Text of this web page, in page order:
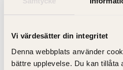
Vi värdesätter din integritet
Denna webbplats använder
bättre upplevelse. Du kan tillåta
1 495 kr
Hitta Butik